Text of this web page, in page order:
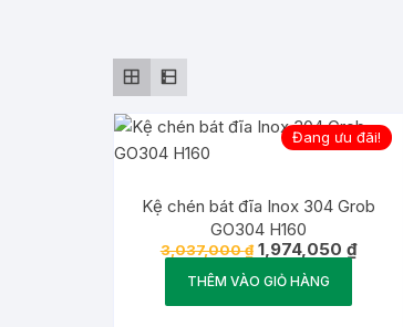
Đang ưu đãi!
Kệ chén bát đĩa Inox 304 Grob
GO304 H160
3,037,000₫ Giá
gốc
là:
1,974,050 ₫Giá
hiện
THÊM VÀO GIỎ HÀNG